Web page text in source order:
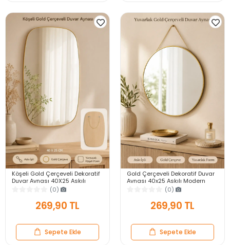
Köşeli Gold Çerçeveli Dekoratif
Duvar Aynası 40X25 Askılı
Modern Salon Antre Banyo
Yatak Odası Ayna
(0)
269,90 TL
Sepete Ekle
Gold Çerçeveli Dekoratif Duvar
Aynası 40x25 Askılı Modern
Salon Antre Banyo Yatak Odası
(0)
269,90 TL
Sepete Ekle